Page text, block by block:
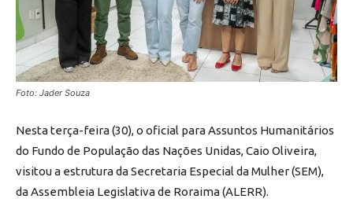
Foto: Jader Souza
Nesta terça-feira (30), o oficial para Assuntos Humanitários
do Fundo de População das Nações Unidas, Caio Oliveira,
visitou a estrutura da Secretaria Especial da Mulher (SEM),
da Assembleia Legislativa de Roraima (ALERR).